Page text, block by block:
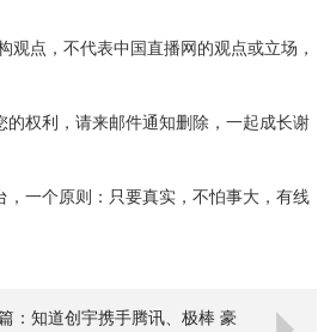
点，不代表中国直播网的观点或立场，
权利，请来邮件通知删除，一起成长谢
一个原则：只要真实，不怕事大，有线
：知道创宇携手腾讯、极棒 豪